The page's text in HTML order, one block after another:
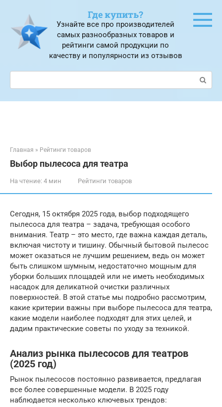
контенту
Где купить?
Узнайте все про производителей
самых разнообразных товаров и
рейтинги самой продукции по
качеству и популярности из отзывов
Поиск:
Главная » Рейтинги товаров
Выбор пылесоса для театра
На чтение: 4 мин Рейтинги товаров
Сегодня, 15 октября 2025 года, выбор подходящего
пылесоса для театра – задача, требующая особого
внимания. Театр – это место, где важна каждая деталь,
включая чистоту и тишину. Обычный бытовой пылесос
может оказаться не лучшим решением, ведь он может
быть слишком шумным, недостаточно мощным для
уборки больших площадей или не иметь необходимых
насадок для деликатной очистки различных
поверхностей. В этой статье мы подробно рассмотрим,
какие критерии важны при выборе пылесоса для театра,
какие модели наиболее подходят для этих целей, и
дадим практические советы по уходу за техникой.
Анализ рынка пылесосов для театров
(2025 год)
Рынок пылесосов постоянно развивается, предлагая
все более совершенные модели. В 2025 году
наблюдается несколько ключевых трендов: